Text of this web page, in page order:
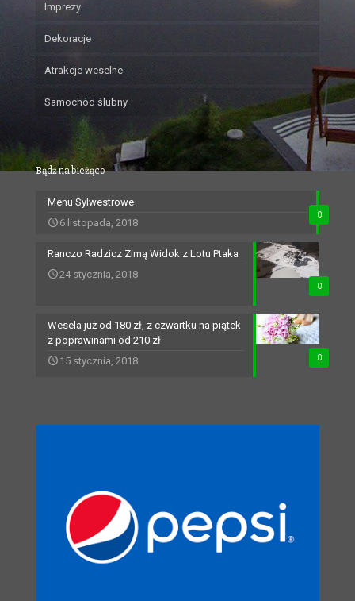
Imprezy
Dekoracje
Atrakcje weselne
Samochód ślubny
Bądź na bieżąco
0
Menu Sylwestrowe
6 listopada, 2018
0
Ranczo Radzicz Zimą Widok z Lotu Ptaka
24 stycznia, 2018
0
Wesela już od 180 zł, z czwartku na piątek
z poprawinami od 210 zł
15 stycznia, 2018